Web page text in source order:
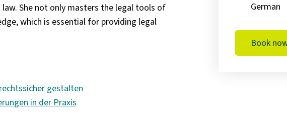
She not only masters the legal tools of
which is essential for providing legal
gestalten
in der Praxis
German
Book